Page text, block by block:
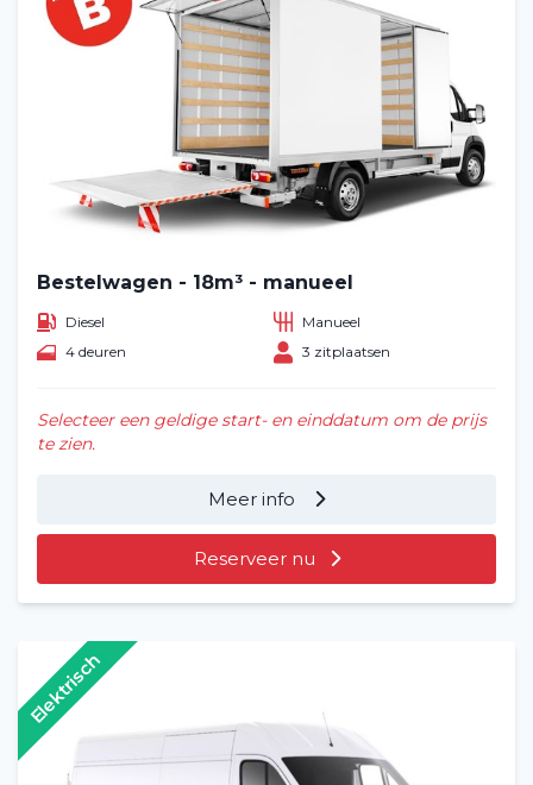
Bestelwagen - 18m³ - manueel
Diesel
Manueel
4 deuren
3 zitplaatsen
Selecteer een geldige start- en einddatum om de prijs
te zien.
Meer info
Reserveer nu
Elektrisch